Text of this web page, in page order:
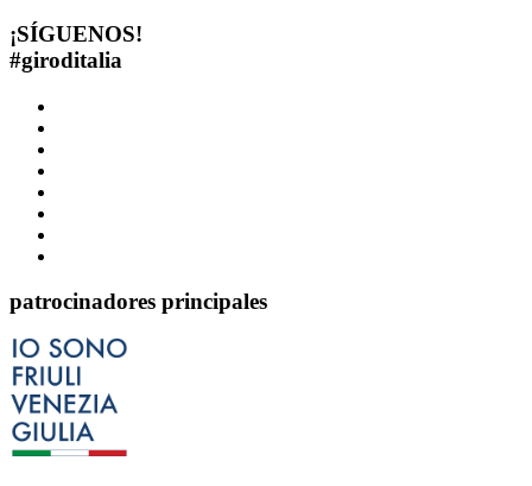
¡SÍGUENOS!
#giroditalia
patrocinadores principales